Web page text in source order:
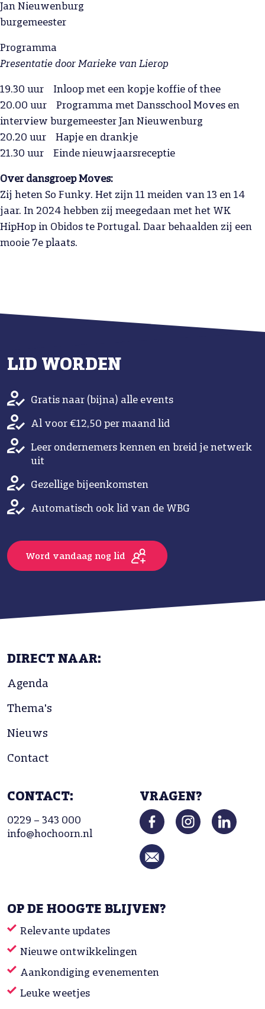
Jan Nieuwenburg
burgemeester
Programma
Presentatie door Marieke van Lierop
19.30 uur Inloop met een kopje koffie of thee
20.00 uur Programma met Dansschool Moves en
interview burgemeester Jan Nieuwenburg
20.20 uur Hapje en drankje
21.30 uur Einde nieuwjaarsreceptie
Over dansgroep Moves:
Zij heten So Funky. Het zijn 11 meiden van 13 en 14
jaar. In 2024 hebben zij meegedaan met het WK
HipHop in Obidos te Portugal. Daar behaalden zij een
mooie 7e plaats.
LID WORDEN
Gratis naar (bijna) alle events
Al voor €12,50 per maand lid
Leer ondernemers kennen en breid je netwerk
uit
Gezellige bijeenkomsten
Automatisch ook lid van de WBG
Word vandaag nog lid
DIRECT NAAR:
Agenda
Thema's
Nieuws
Contact
CONTACT:
0229 – 343 000
info@hochoorn.nl
VRAGEN?
OP DE HOOGTE BLIJVEN?
Relevante updates
Nieuwe ontwikkelingen
Aankondiging evenementen
Leuke weetjes